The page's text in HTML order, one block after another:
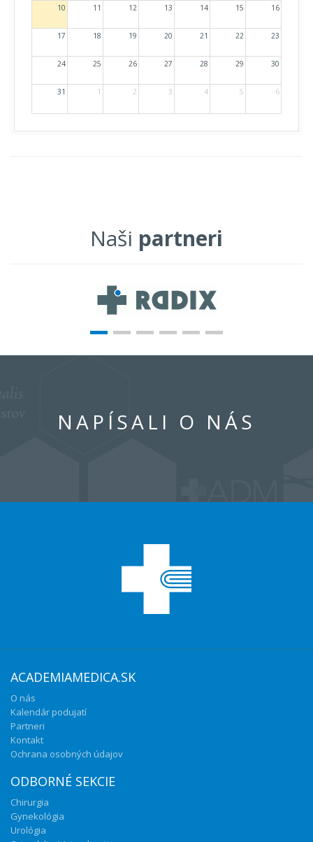
10 11 12 13 14 15 16
17 18 19 20 21 22 23
24 25 26 27 28 29 30
31 1 2 3 4 5 6
Naši partneri
NAPÍSALI O NÁS
ACADEMIAMEDICA.SK
O nás
Kalendár podujatí
Partneri
Kontakt
Ochrana osobných údajov
ODBORNÉ SEKCIE
Chirurgia
Gynekológia
Urológia